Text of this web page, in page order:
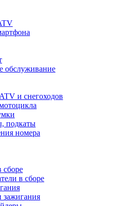
обслуживание
и снегоходов
подкаты
номера
сборе
в сборе
зажигания